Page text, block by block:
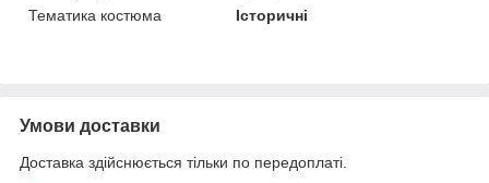
Тематика костюма
Історичні
Умови доставки
Доставка здійснюється тільки по передоплаті.